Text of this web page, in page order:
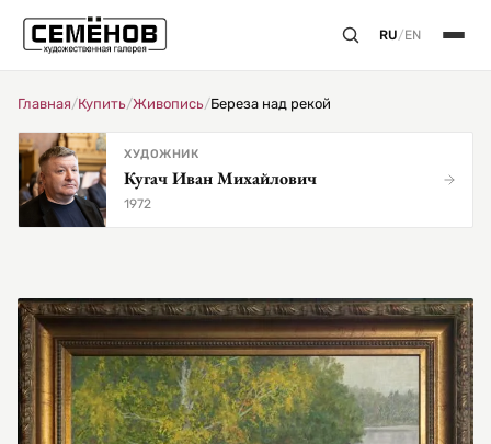
RU/EN
Главная/Купить/Живопись/Береза над рекой
ХУДОЖНИК
Кугач Иван Михайлович
1972